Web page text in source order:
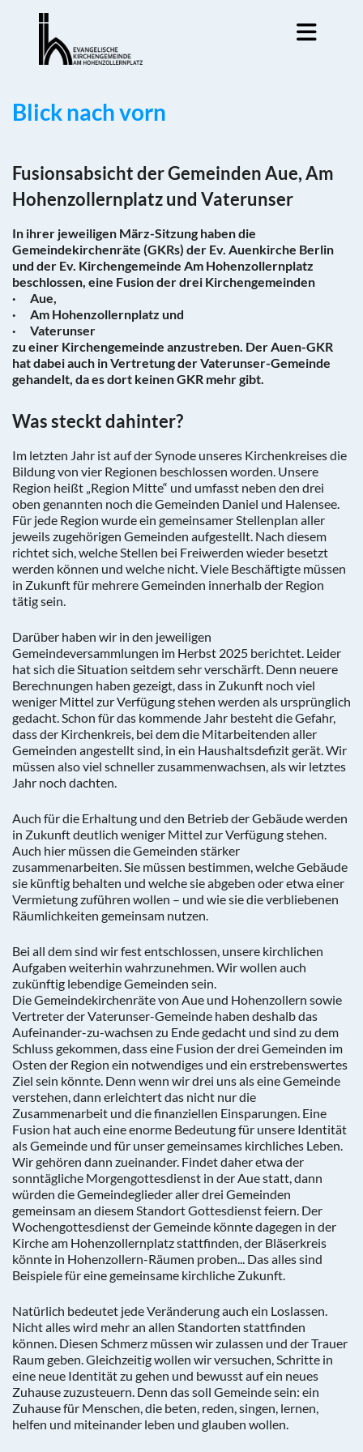
Blick nach vorn
Fusionsabsicht der Gemeinden Aue, Am
Hohenzollernplatz und Vaterunser
In ihrer jeweiligen März-Sitzung haben die
Gemeindekirchenräte (GKRs) der Ev. Auenkirche Berlin
und der Ev. Kirchengemeinde Am Hohenzollernplatz
beschlossen, eine Fusion der drei Kirchengemeinden
· Aue,
· Am Hohenzollernplatz und
· Vaterunser
zu einer Kirchengemeinde anzustreben. Der Auen-GKR
hat dabei auch in Vertretung der Vaterunser-Gemeinde
gehandelt, da es dort keinen GKR mehr gibt.
Was steckt dahinter?
Im letzten Jahr ist auf der Synode unseres Kirchenkreises die
Bildung von vier Regionen beschlossen worden. Unsere
Region heißt „Region Mitte“ und umfasst neben den drei
oben genannten noch die Gemeinden Daniel und Halensee.
Für jede Region wurde ein gemeinsamer Stellenplan aller
jeweils zugehörigen Gemeinden aufgestellt. Nach diesem
richtet sich, welche Stellen bei Freiwerden wieder besetzt
werden können und welche nicht. Viele Beschäftigte müssen
in Zukunft für mehrere Gemeinden innerhalb der Region
tätig sein.
Darüber haben wir in den jeweiligen
Gemeindeversammlungen im Herbst 2025 berichtet. Leider
hat sich die Situation seitdem sehr verschärft. Denn neuere
Berechnungen haben gezeigt, dass in Zukunft noch viel
weniger Mittel zur Verfügung stehen werden als ursprünglich
gedacht. Schon für das kommende Jahr besteht die Gefahr,
dass der Kirchenkreis, bei dem die Mitarbeitenden aller
Gemeinden angestellt sind, in ein Haushaltsdefizit gerät. Wir
müssen also viel schneller zusammenwachsen, als wir letztes
Jahr noch dachten.
Auch für die Erhaltung und den Betrieb der Gebäude werden
in Zukunft deutlich weniger Mittel zur Verfügung stehen.
Auch hier müssen die Gemeinden stärker
zusammenarbeiten. Sie müssen bestimmen, welche Gebäude
sie künftig behalten und welche sie abgeben oder etwa einer
Vermietung zuführen wollen – und wie sie die verbliebenen
Räumlichkeiten gemeinsam nutzen.
Bei all dem sind wir fest entschlossen, unsere kirchlichen
Aufgaben weiterhin wahrzunehmen. Wir wollen auch
zukünftig lebendige Gemeinden sein.
Die Gemeindekirchenräte von Aue und Hohenzollern sowie
Vertreter der Vaterunser-Gemeinde haben deshalb das
Aufeinander-zu-wachsen zu Ende gedacht und sind zu dem
Schluss gekommen, dass eine Fusion der drei Gemeinden im
Osten der Region ein notwendiges und ein erstrebenswertes
Ziel sein könnte. Denn wenn wir drei uns als eine Gemeinde
verstehen, dann erleichtert das nicht nur die
Zusammenarbeit und die finanziellen Einsparungen. Eine
Fusion hat auch eine enorme Bedeutung für unsere Identität
als Gemeinde und für unser gemeinsames kirchliches Leben.
Wir gehören dann zueinander. Findet daher etwa der
sonntägliche Morgengottesdienst in der Aue statt, dann
würden die Gemeindeglieder aller drei Gemeinden
gemeinsam an diesem Standort Gottesdienst feiern. Der
Wochengottesdienst der Gemeinde könnte dagegen in der
Kirche am Hohenzollernplatz stattfinden, der Bläserkreis
könnte in Hohenzollern-Räumen proben... Das alles sind
Beispiele für eine gemeinsame kirchliche Zukunft.
Natürlich bedeutet jede Veränderung auch ein Loslassen.
Nicht alles wird mehr an allen Standorten stattfinden
können. Diesen Schmerz müssen wir zulassen und der Trauer
Raum geben. Gleichzeitig wollen wir versuchen, Schritte in
eine neue Identität zu gehen und bewusst auf ein neues
Zuhause zuzusteuern. Denn das soll Gemeinde sein: ein
Zuhause für Menschen, die beten, reden, singen, lernen,
helfen und miteinander leben und glauben wollen.